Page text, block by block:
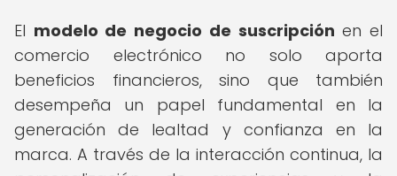
El modelo de negocio de suscripción en el
comercio electrónico no solo aporta
beneficios financieros, sino que también
desempeña un papel fundamental en la
generación de lealtad y confianza en la
marca. A través de la interacción continua, la